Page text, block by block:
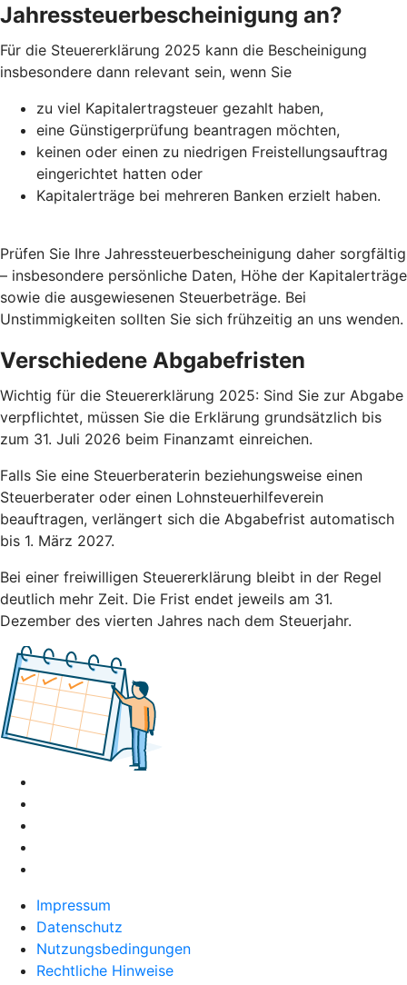
Jahressteuerbescheinigung an?
Für die Steuererklärung 2025 kann die Bescheinigung
insbesondere dann relevant sein, wenn Sie
zu viel Kapitalertragsteuer gezahlt haben,
eine Günstigerprüfung beantragen möchten,
keinen oder einen zu niedrigen Freistellungsauftrag
eingerichtet hatten oder
Kapitalerträge bei mehreren Banken erzielt haben.
Prüfen Sie Ihre Jahressteuerbescheinigung daher sorgfältig
– insbesondere persönliche Daten, Höhe der Kapitalerträge
sowie die ausgewiesenen Steuerbeträge. Bei
Unstimmigkeiten sollten Sie sich frühzeitig an uns wenden.
Verschiedene Abgabefristen
Wichtig für die Steuererklärung 2025: Sind Sie zur Abgabe
verpflichtet, müssen Sie die Erklärung grundsätzlich bis
zum 31. Juli 2026 beim Finanzamt einreichen.
Falls Sie eine Steuerberaterin beziehungsweise einen
Steuerberater oder einen Lohnsteuerhilfeverein
beauftragen, verlängert sich die Abgabefrist automatisch
bis 1. März 2027.
Bei einer freiwilligen Steuererklärung bleibt in der Regel
deutlich mehr Zeit. Die Frist endet jeweils am 31.
Dezember des vierten Jahres nach dem Steuerjahr.
Impressum
Datenschutz
Nutzungsbedingungen
Rechtliche Hinweise